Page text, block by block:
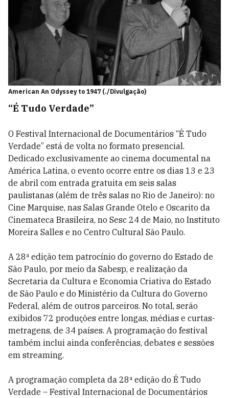
American An Odyssey to 1947 (./Divulgação)
“É Tudo Verdade”
O Festival Internacional de Documentários “É Tudo
Verdade” está de volta no formato presencial.
Dedicado exclusivamente ao cinema documental na
América Latina, o evento ocorre entre os dias 13 e 23
de abril com entrada gratuita em seis salas
paulistanas (além de três salas no Rio de Janeiro): no
Cine Marquise, nas Salas Grande Otelo e Oscarito da
Cinemateca Brasileira, no Sesc 24 de Maio, no Instituto
Moreira Salles e no Centro Cultural São Paulo.
A 28ª edição tem patrocínio do governo do Estado de
São Paulo, por meio da Sabesp, e realização da
Secretaria da Cultura e Economia Criativa do Estado
de São Paulo e do Ministério da Cultura do Governo
Federal, além de outros parceiros. No total, serão
exibidos 72 produções entre longas, médias e curtas-
metragens, de 34 países. A programação do festival
também inclui ainda conferências, debates e sessões
em streaming.
A programação completa da 28ª edição do É Tudo
Verdade – Festival Internacional de Documentários